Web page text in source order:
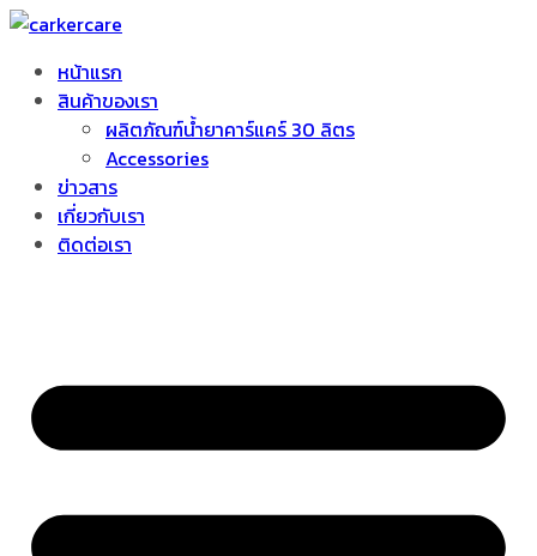
หน้าแรก
สินค้าของเรา
ผลิตภัณฑ์น้ำยาคาร์แคร์ 30 ลิตร
Accessories
ข่าวสาร
เกี่ยวกับเรา
ติดต่อเรา